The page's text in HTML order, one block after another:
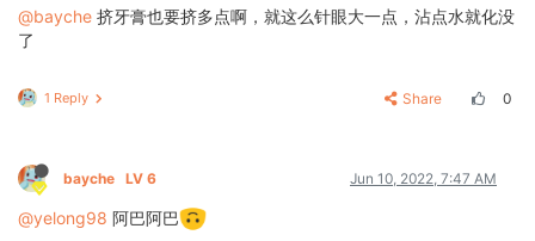
@bayche 挤牙膏也要挤多点啊，就这么针眼大一点，沾点水就化没
了
1 Reply Share 0
bayche LV 6 Jun 10, 2022, 7:47 AM
@yelong98 阿巴阿巴